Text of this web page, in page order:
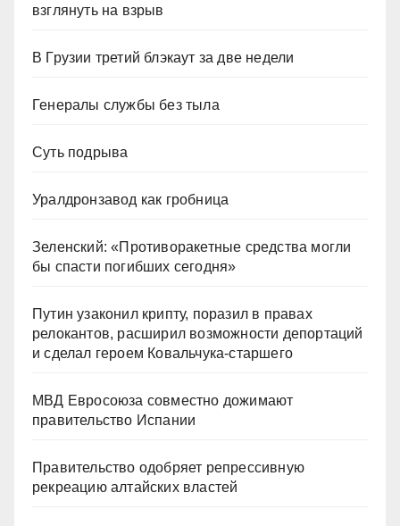
взглянуть на взрыв
В Грузии третий блэкаут за две недели
Генералы службы без тыла
Суть подрыва
Уралдронзавод как гробница
Зеленский: «Противоракетные средства могли
бы спасти погибших сегодня»
Путин узаконил крипту, поразил в правах
релокантов, расширил возможности депортаций
и сделал героем Ковальчука-старшего
МВД Евросоюза совместно дожимают
правительство Испании
Правительство одобряет репрессивную
рекреацию алтайских властей